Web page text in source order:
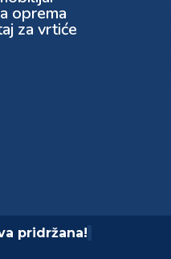
oprema
za vrtiće
pridržana!